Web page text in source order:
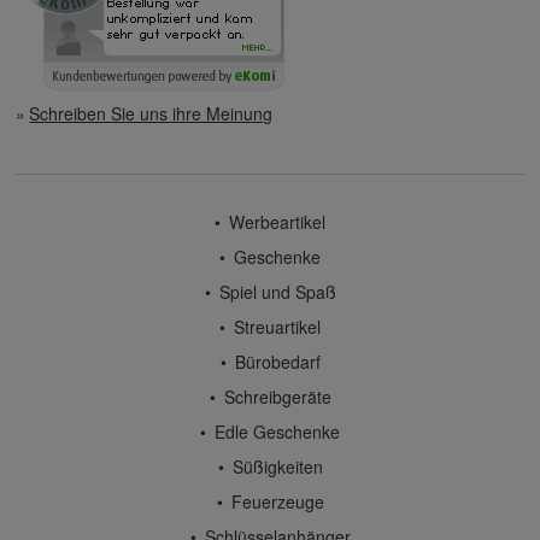
Schreiben Sie uns ihre Meinung
Werbeartikel
Geschenke
Spiel und Spaß
Streuartikel
Bürobedarf
Schreibgeräte
Edle Geschenke
Süßigkeiten
Feuerzeuge